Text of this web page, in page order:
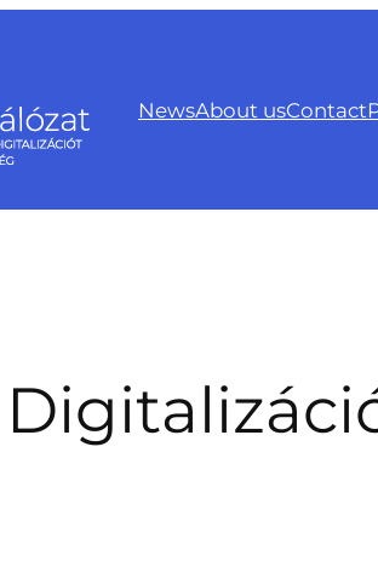
NewsAbout usContact